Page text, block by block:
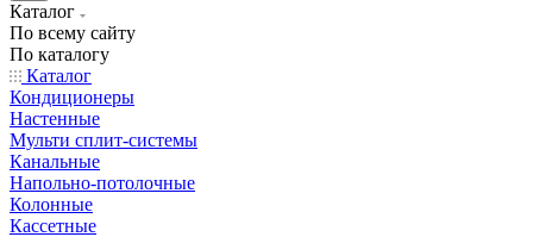
Каталог
По всему сайту
По каталогу
Каталог
Кондиционеры
Настенные
Мульти сплит-системы
Канальные
Напольно-потолочные
Колонные
Кассетные